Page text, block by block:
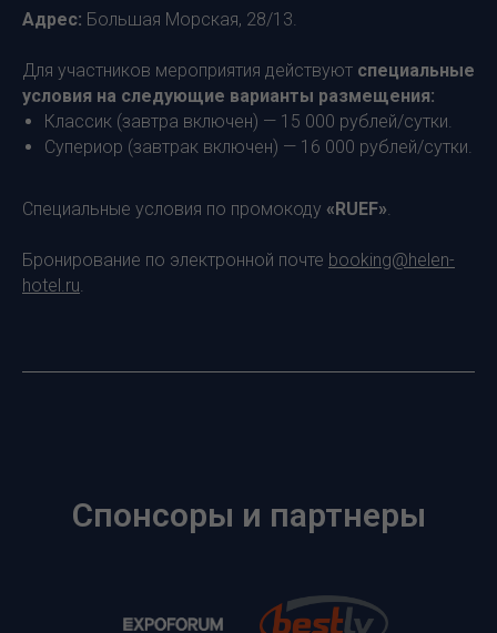
Адрес: Большая Морская, 28/13.
Для участников мероприятия действуют специальные
условия на следующие варианты размещения:
Классик (завтра включен) — 15 000 рублей/сутки.
Супериор (завтрак включен) — 16 000 рублей/сутки.
Специальные условия по промокоду «RUEF»
Бронирование по электронной почте booking@helen-
hotel.ru
Спонсоры и партнеры